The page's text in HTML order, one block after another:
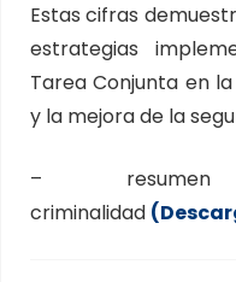
Estas cifras
estrategias
Tarea Conjunta en
y la mejora de la
–
criminalidad